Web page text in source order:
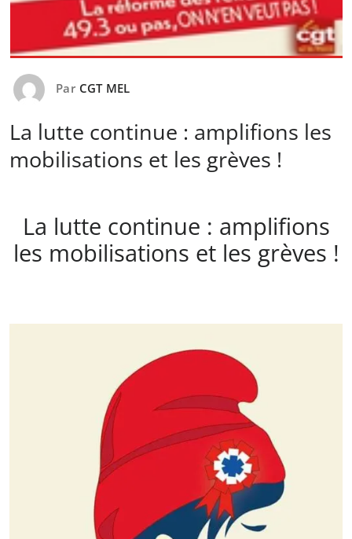
Par CGT MEL
La lutte continue : amplifions les
mobilisations et les grèves !
La lutte continue : amplifions
les mobilisations et les grèves !